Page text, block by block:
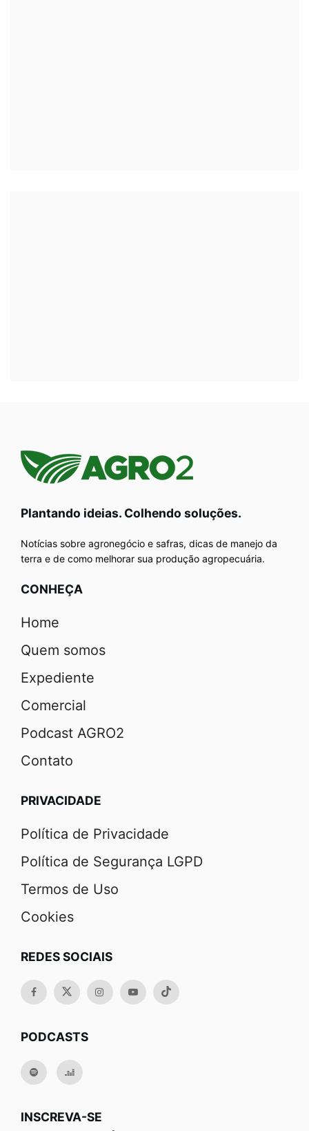
Plantando ideias. Colhendo soluções.
Notícias sobre agronegócio e safras, dicas de manejo da
terra e de como melhorar sua produção agropecuária.
CONHEÇA
Home
Quem somos
Expediente
Comercial
Podcast AGRO2
Contato
PRIVACIDADE
Política de Privacidade
Política de Segurança LGPD
Termos de Uso
Cookies
REDES SOCIAIS
PODCASTS
INSCREVA-SE